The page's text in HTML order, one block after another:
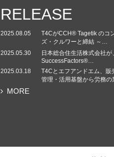
RELEASE
2025.08.05
T4CがCCH® Tagetik のコ
ズ・クルワーと締結 ～…
2025.05.30
日本総合住生活株式会社
SuccessFactors®…
2025.03.18
T4Cとエフアンドエム、販
管理・活用基盤から労務の
MORE